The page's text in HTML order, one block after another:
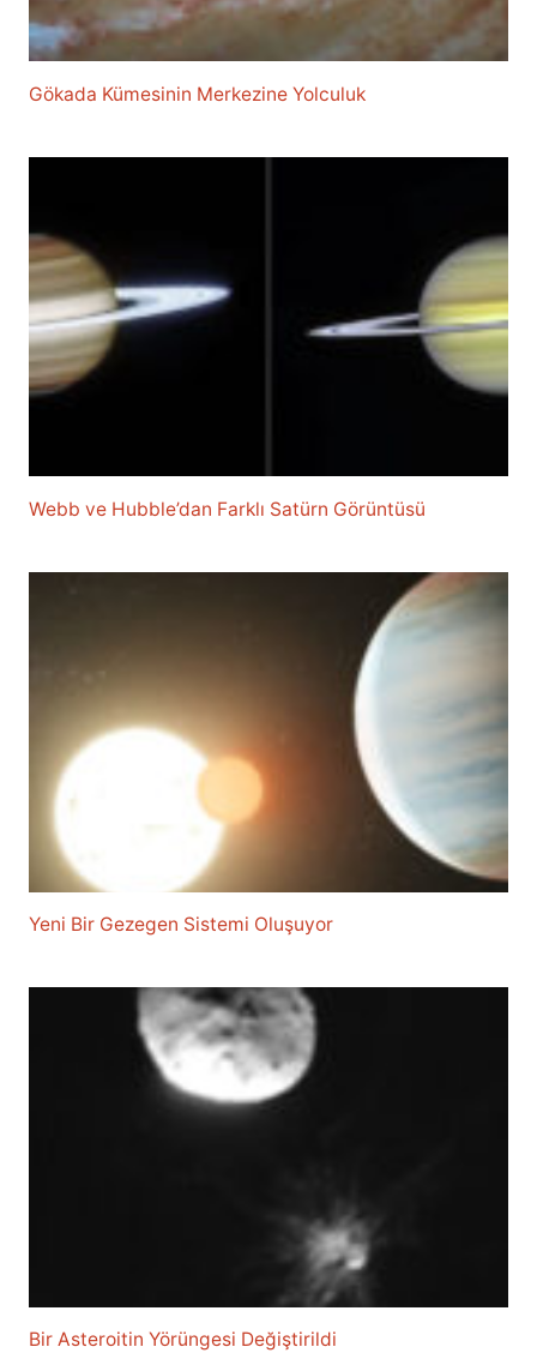
Gökada Kümesinin Merkezine Yolculuk
Webb ve Hubble’dan Farklı Satürn Görüntüsü
Yeni Bir Gezegen Sistemi Oluşuyor
Bir Asteroitin Yörüngesi Değiştirildi